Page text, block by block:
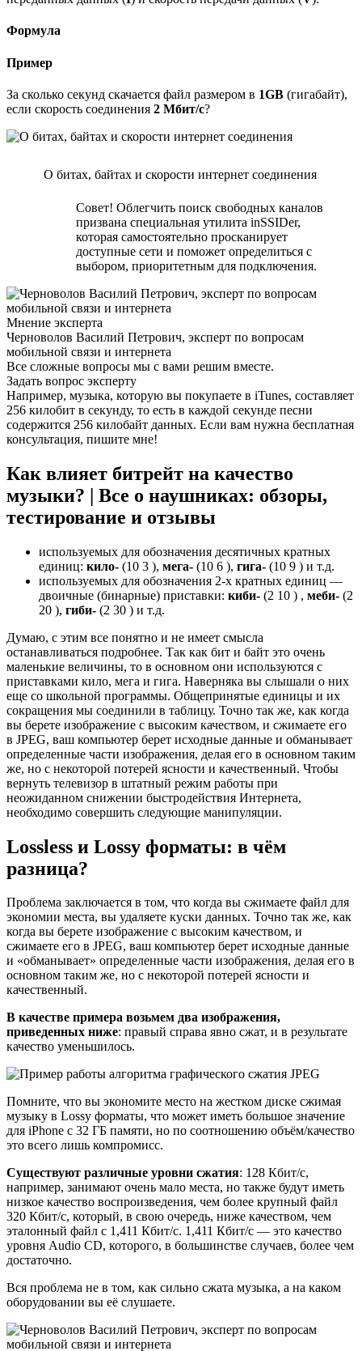
Формула
Пример
За сколько секунд скачается файл размером в 1GB (гигабайт),
если скорость соединения 2 Мбит/с?
О битах, байтах и скорости интернет соединения
Совет! Облегчить поиск свободных каналов
призвана специальная утилита inSSIDer,
которая самостоятельно просканирует
доступные сети и поможет определиться с
выбором, приоритетным для подключения.
Мнение эксперта
Черноволов Василий Петрович, эксперт по вопросам
мобильной связи и интернета
Все сложные вопросы мы с вами решим вместе.
Задать вопрос эксперту
Например, музыка, которую вы покупаете в iTunes, составляет
256 килобит в секунду, то есть в каждой секунде песни
содержится 256 килобайт данных. Если вам нужна бесплатная
консультация, пишите мне!
Как влияет битрейт на качество
музыки? | Все о наушниках: обзоры,
тестирование и отзывы
используемых для обозначения десятичных кратных
единиц: кило- (10 3 ), мега- (10 6 ), гига- (10 9 ) и т.д.
используемых для обозначения 2-x кратных единиц —
двоичные (бинарные) приставки: киби- (2 10 ) , меби- (2
20 ), гиби- (2 30 ) и т.д.
Думаю, с этим все понятно и не имеет смысла
останавливаться подробнее. Так как бит и байт это очень
маленькие величины, то в основном они используются с
приставками кило, мега и гига. Наверняка вы слышали о них
еще со школьной программы. Общепринятые единицы и их
сокращения мы соединили в таблицу. Точно так же, как когда
вы берете изображение с высоким качеством, и сжимаете его
в JPEG, ваш компьютер берет исходные данные и обманывает
определенные части изображения, делая его в основном таким
же, но с некоторой потерей ясности и качественный. Чтобы
вернуть телевизор в штатный режим работы при
неожиданном снижении быстродействия Интернета,
необходимо совершить следующие манипуляции.
Lossless и Lossy форматы: в чём
разница?
Проблема заключается в том, что когда вы сжимаете файл для
экономии места, вы удаляете куски данных. Точно так же, как
когда вы берете изображение с высоким качеством, и
сжимаете его в JPEG, ваш компьютер берет исходные данные
и «обманывает» определенные части изображения, делая его в
основном таким же, но с некоторой потерей ясности и
качественный.
В качестве примера возьмем два изображения,
приведенных ниже: правый справа явно сжат, и в результате
качество уменьшилось.
Помните, что вы экономите место на жестком диске сжимая
музыку в Lossy форматы, что может иметь большое значение
для iPhone с 32 ГБ памяти, но по соотношению объём/качество
это всего лишь компромисс.
Существуют различные уровни сжатия: 128 Кбит/с,
например, занимают очень мало места, но также будут иметь
низкое качество воспроизведения, чем более крупный файл
320 Кбит/с, который, в свою очередь, ниже качеством, чем
эталонный файл с 1,411 Кбит/с. 1,411 Кбит/с — это качество
уровня Audio CD, которого, в большинстве случаев, более чем
достаточно.
Вся проблема не в том, как сильно сжата музыка, а на каком
оборудовании вы её слушаете.